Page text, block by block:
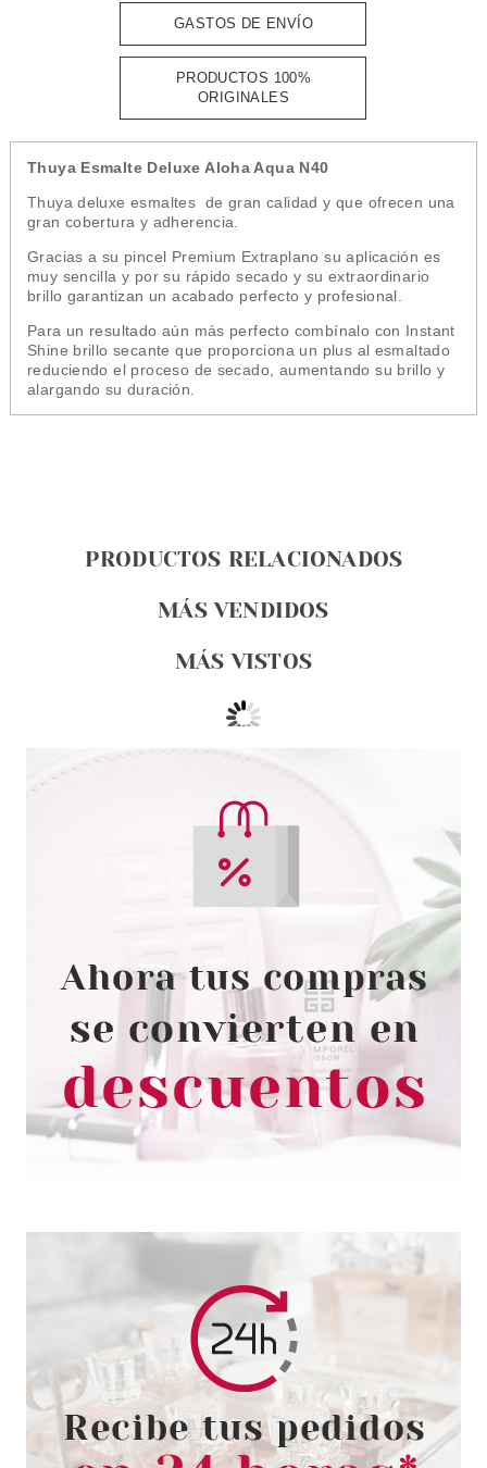
GASTOS DE ENVÍO
PRODUCTOS 100%
ORIGINALES
Thuya Esmalte Deluxe Aloha Aqua N40
Thuya deluxe esmaltes de gran calidad y que ofrecen una
gran cobertura y adherencia.
Gracias a su pincel Premium Extraplano su aplicación es
muy sencilla y por su rápido secado y su extraordinario
brillo garantizan un acabado perfecto y profesional.
Para un resultado aún más perfecto combínalo con Instant
Shine brillo secante que proporciona un plus al esmaltado
reduciendo el proceso de secado, aumentando su brillo y
alargando su duración.
PRODUCTOS RELACIONADOS
MÁS VENDIDOS
MÁS VISTOS
OPI
OPI LACA DE UÑAS N39 GOING
MY WAY OR NORWAY 15 ML
Pvr 15.61€
-79%
desde
3.35€
ESSIE STICKERS 12 OH MY
GOD